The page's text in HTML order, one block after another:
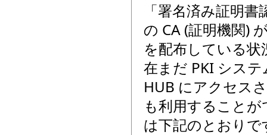
「署名済み証明
の CA (証明機関)
を配布している
在まだ PKI シス
HUB にアクセス
も利用すること
は下記のとおりで